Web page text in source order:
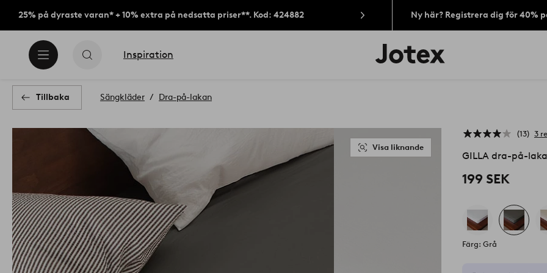
25% på dyraste varan* + 10% extra på nedsatta priser**. Kod: 424882 Ny här? Registrera dig för 40%
Inspiration
Jotex
logotyp
Tillbaka Sängkläder Dra-på-lakan
Visa liknande
13 3
GILLA dra-på-
199 SEK
Färg: Grå